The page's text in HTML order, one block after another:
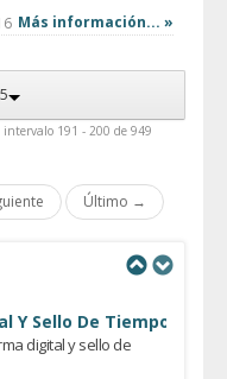
Más información... »
intervalo 191 - 200 de 949
Último →
Y Sello De Tiempo
digital y sello de
Previous